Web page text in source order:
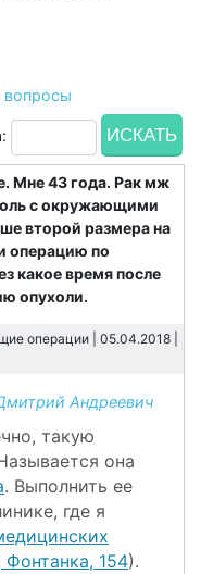
вопросы
Мне 43 года. Рак мж
с окружающими
второй размера на
операцию по
какое время после
опухоли.
операции | 05.04.2018 |
Андреевич
такую
она
. Выполнить ее
где я
Фонтанка, 154).